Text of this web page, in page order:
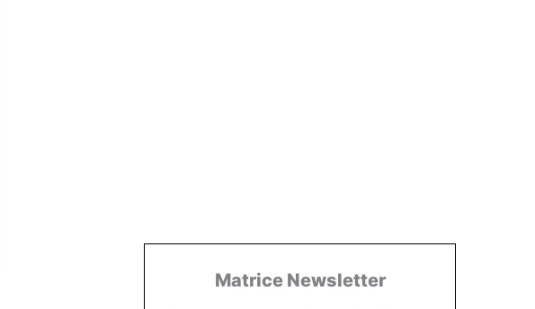
Matrice Newsletter